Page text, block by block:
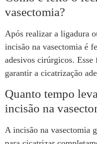
vasectomia?
Após realizar a ligadura
incisão na vasectomia é
adesivos cirúrgicos. Esse
garantir a cicatrização
Quanto tempo
incisão na
A incisão na vasectomia